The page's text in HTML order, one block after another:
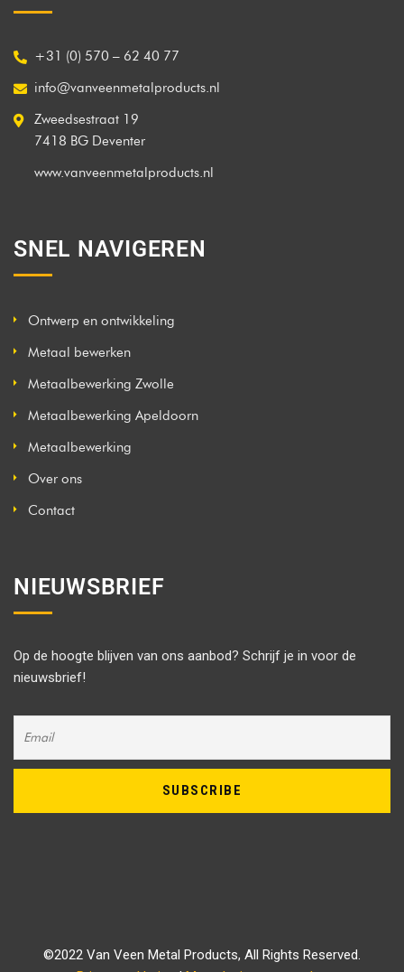
+31 (0) 570 – 62 40 77
info@vanveenmetalproducts.nl
Zweedsestraat 19
7418 BG Deventer
www.vanveenmetalproducts.nl
SNEL NAVIGEREN
Ontwerp en ontwikkeling
Metaal bewerken
Metaalbewerking Zwolle
Metaalbewerking Apeldoorn
Metaalbewerking
Over ons
Contact
NIEUWSBRIEF
Op de hoogte blijven van ons aanbod? Schrijf je in voor de
nieuwsbrief!
©2022 Van Veen Metal Products, All Rights Reserved.